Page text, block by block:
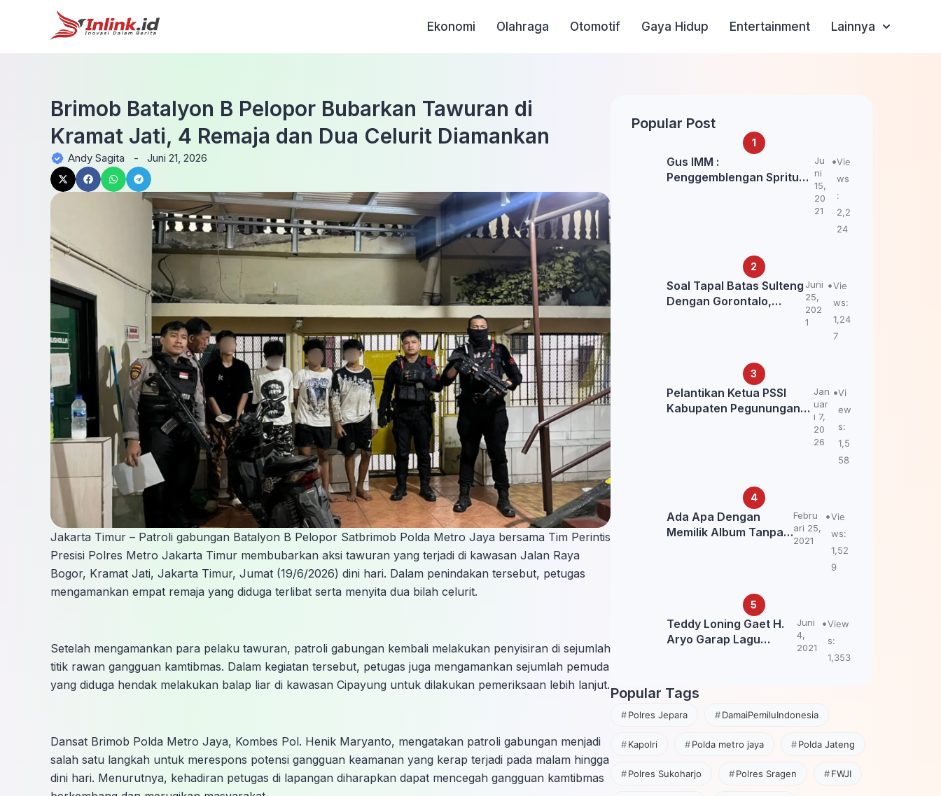
Ekonomi Olahraga Otomotif Gaya Hidup Entertainment Lainnya
Brimob Batalyon B Pelopor Bubarkan Tawuran di
Kramat Jati, 4 Remaja dan Dua Celurit Diamankan
Andy Sagita - Juni 21, 2026
Jakarta Timur – Patroli gabungan Batalyon B Pelopor Satbrimob Polda Metro Jaya bersama Tim Perintis
Presisi Polres Metro Jakarta Timur membubarkan aksi tawuran yang terjadi di kawasan Jalan Raya
Bogor, Kramat Jati, Jakarta Timur, Jumat (19/6/2026) dini hari. Dalam penindakan tersebut, petugas
mengamankan empat remaja yang diduga terlibat serta menyita dua bilah celurit.
Setelah mengamankan para pelaku tawuran, patroli gabungan kembali melakukan penyisiran di sejumlah
titik rawan gangguan kamtibmas. Dalam kegiatan tersebut, petugas juga mengamankan sejumlah pemuda
yang diduga hendak melakukan balap liar di kawasan Cipayung untuk dilakukan pemeriksaan lebih lanjut.
Dansat Brimob Polda Metro Jaya, Kombes Pol. Henik Maryanto, mengatakan patroli gabungan menjadi
salah satu langkah untuk merespons potensi gangguan keamanan yang kerap terjadi pada malam hingga
dini hari. Menurutnya, kehadiran petugas di lapangan diharapkan dapat mencegah gangguan kamtibmas
Popular Post
Gus IMM :
Penggemblengan Spritual
Ju
ni
15,
20
21
Vie
ws
:
2,2
24
Soal Tapal Batas Sulteng
Dengan Gorontalo,
Juni
25,
202
1
Vie
ws:
1,24
7
Pelantikan Ketua PSSI
Kabupaten Pegunungan
Jan
uar
i 7,
20
26
Vi
ew
s:
1,5
58
Ada Apa Dengan
Memilik Album Tanpa
Febru
ari 25,
2021
Vie
ws:
1,52
9
Teddy Loning Gaet H.
Aryo Garap Lagu
Juni
4,
2021
View
s:
1,353
Popular Tags
Polres Jepara DamaiPemiluIndonesia
Kapolri Polda metro jaya Polda Jateng
Polres Sukoharjo Polres Sragen FWJI